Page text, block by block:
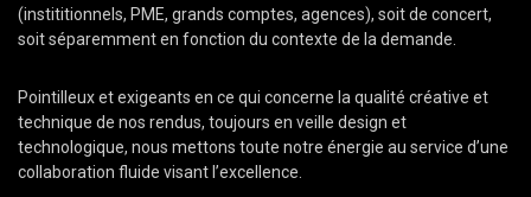
(instititionnels, PME, grands comptes, agences), soit de concert,
soit séparemment en fonction du contexte de la demande.
Pointilleux et exigeants en ce qui concerne la qualité créative et
technique de nos rendus, toujours en veille design et
technologique, nous mettons toute notre énergie au service d’une
collaboration fluide visant l’excellence.